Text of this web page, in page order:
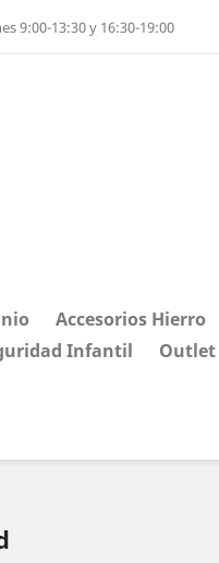
9:00-13:30 y 16:30-19:00
Accesorios Hierro
Infantil Outlet